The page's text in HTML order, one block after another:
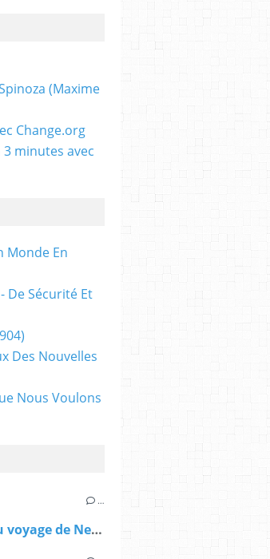
…
La véritable raison du voyage de Netanyahu à Washington - Jforum.fr
(Maxime
Change.org
minutes avec
Monde En
De Sécurité Et
Des Nouvelles
Nous Voulons